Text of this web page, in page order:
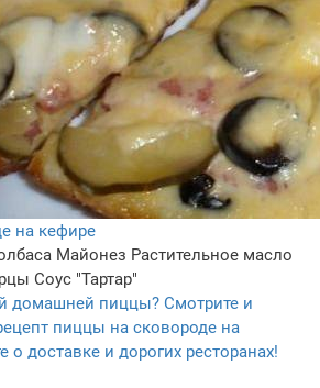
на кефире
Майонез Растительное масло
Соус "Тартар"
домашней пиццы? Смотрите и
пиццы на сковороде на
о доставке и дорогих ресторанах!